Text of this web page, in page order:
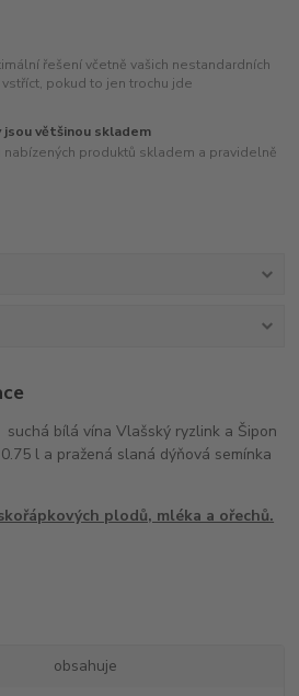
řešení včetně vašich nestandardních
pokud to jen trochu jde
většinou skladem
produktů skladem a pravidelně
bílá vína Vlašský ryzlink a Šipon
l a pražená slaná dýňová semínka
plodů, mléka a ořechů.
obsahuje